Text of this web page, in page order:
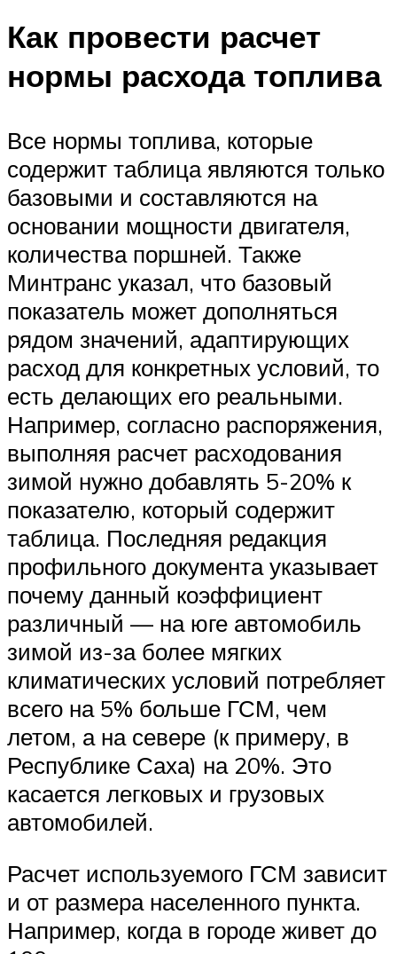
Как провести расчет
нормы расхода топлива
Все нормы топлива, которые
содержит таблица являются только
базовыми и составляются на
основании мощности двигателя,
количества поршней. Также
Минтранс указал, что базовый
показатель может дополняться
рядом значений, адаптирующих
расход для конкретных условий, то
есть делающих его реальными.
Например, согласно распоряжения,
выполняя расчет расходования
зимой нужно добавлять 5-20% к
показателю, который содержит
таблица. Последняя редакция
профильного документа указывает
почему данный коэффициент
различный — на юге автомобиль
зимой из-за более мягких
климатических условий потребляет
всего на 5% больше ГСМ, чем
летом, а на севере (к примеру, в
Республике Саха) на 20%. Это
касается легковых и грузовых
автомобилей.
Расчет используемого ГСМ зависит
и от размера населенного пункта.
Например, когда в городе живет до